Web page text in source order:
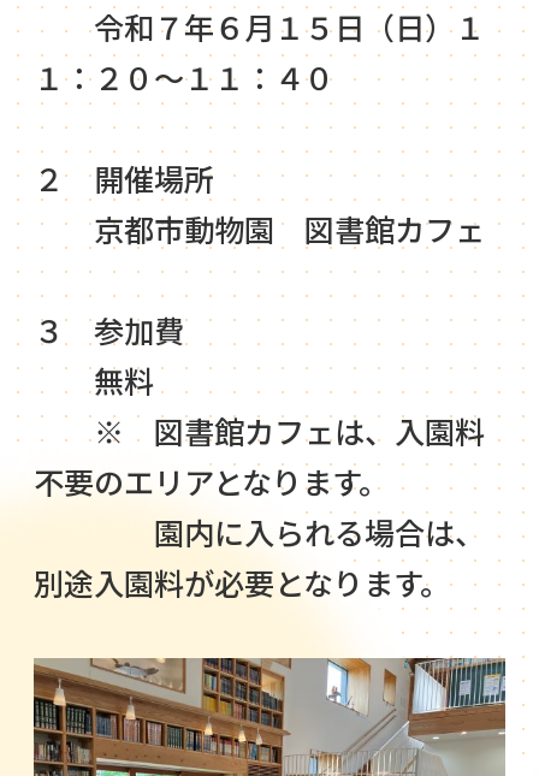
令和７年６月１５日（日）１
１：２０～１１：４０
２ 開催場所
京都市動物園 図書館カフェ
３ 参加費
無料
※ 図書館カフェは、入園料
不要のエリアとなります。
園内に入られる場合は、
別途入園料が必要となります。